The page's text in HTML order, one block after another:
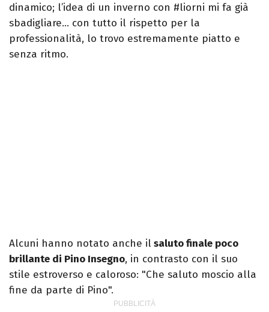
dinamico; l’idea di un inverno con #liorni mi fa già
sbadigliare… con tutto il rispetto per la
professionalità, lo trovo estremamente piatto e
senza ritmo.
Alcuni hanno notato anche il saluto finale poco
brillante di Pino Insegno, in contrasto con il suo
stile estroverso e caloroso: "Che saluto moscio alla
fine da parte di Pino".